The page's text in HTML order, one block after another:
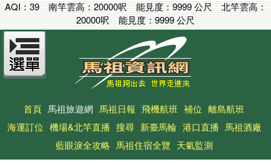
AQI：39 南竿雲高：20000呎能見度：9999 公尺北竿雲高：
20000呎能見度：9999 公尺
首頁 馬祖旅遊網 馬祖日報 飛機航班 補位 離島航班
海運訂位 機場&北竿直播 搜尋 新臺馬輪 港口直播 馬祖酒廠
藍眼淚全攻略 馬祖住宿全覽 天氣監測